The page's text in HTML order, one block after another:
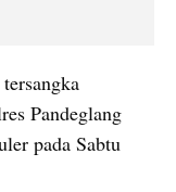
Pandeglang
pada Sabtu